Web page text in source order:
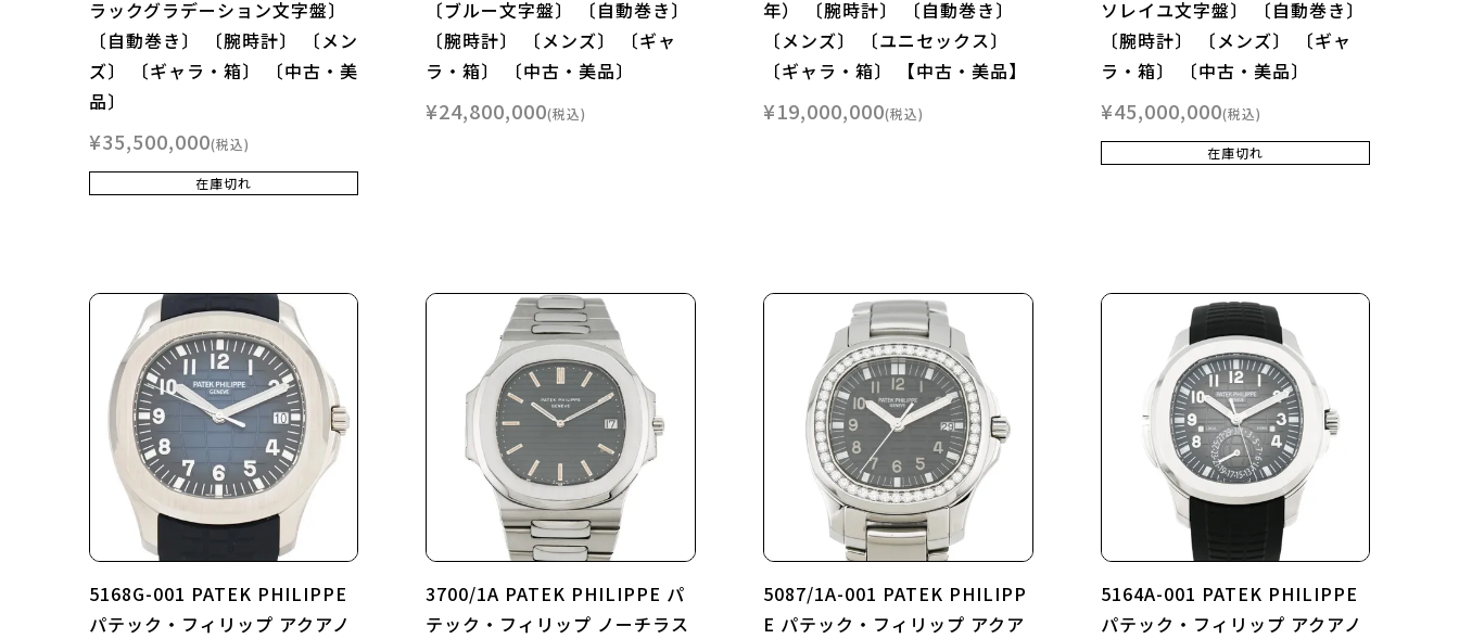
ラックグラデーション文字盤〕
〔自動巻き〕 〔腕時計〕 〔メン
ズ〕 〔ギャラ・箱〕 〔中古・美
品〕
¥35,500,000 税込
在庫切れ
〔ブルー文字盤〕 〔自動巻き〕
〔腕時計〕 〔メンズ〕 〔ギャ
ラ・箱〕 〔中古・美品〕
¥24,800,000 税込
年） 〔腕時計〕 〔自動巻き〕
〔メンズ〕 〔ユニセックス〕
〔ギャラ・箱〕 【中古・美品】
¥19,000,000 税込
ソレイユ文字盤〕 〔自動巻き〕
〔腕時計〕 〔メンズ〕 〔ギャ
ラ・箱〕 〔中古・美品〕
¥45,000,000 税込
在庫切れ
5168G-001 PATEK PHILIPPE
パテック・フィリップ アクアノ
3700/1A PATEK PHILIPPE パ
テック・フィリップ ノーチラス
5087/1A-001 PATEK PHILIPP
E パテック・フィリップ アクア
5164A-001 PATEK PHILIPPE
パテック・フィリップ アクアノ